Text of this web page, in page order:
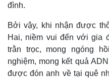
Thế giới
Quan sát
Cuộc sống đó đây
Hồ sơ
đình.
Bởi vậy, khi nhận được
Hai, niềm vui đến với gia
trằn trọc, mong ngóng
nghiệm, mong kết quả
được đón anh về tại quê